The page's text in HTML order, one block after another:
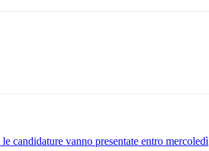
candidature vanno presentate entro mercoledì